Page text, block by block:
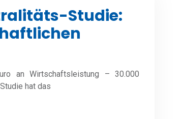
Studie:
an Wirtschaftsleistung – 30.000
hat das